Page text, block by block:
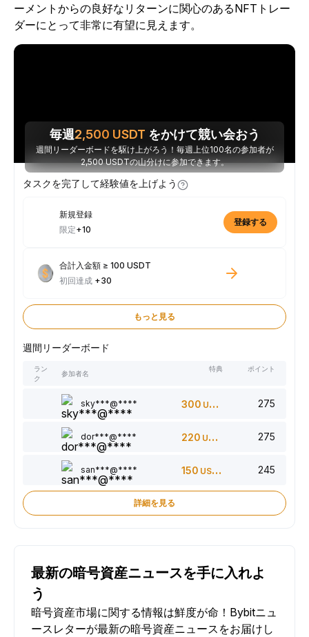
ーメントからの良好なリターンに関心のあるNFTトレー
ダーにとって非常に有望に見えます。
毎週2,500 USDT をかけて競い会おう
週間リーダーボードを駆け上がろう！毎週上位100名の参加者が
2,500 USDTの山分けに参加できます。
タスクを完了して経験値を上げよう
新規登録
限定+10
登録する
合計入金額 ≥ 100 USDT
初回達成 +30
もっと見る
週間リーダーボード
ラン
ク
参加者名
特典 ポイント
sky***@**** 300 USDT 275
dor***@**** 220 USDT 275
san***@**** 150 USDT 245
詳細を見る
最新の暗号資産ニュースを手に入れよ
う
暗号資産市場に関する情報は鮮度が命！Bybitニュ
ースレターが最新の暗号資産ニュースをお届けし